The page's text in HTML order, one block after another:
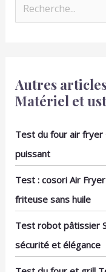
Autres
Matériel et
Test du four air fryer
puissant
Test : cosori Air
friteuse sans huile
Test robot pâtissier
sécurité et élégance